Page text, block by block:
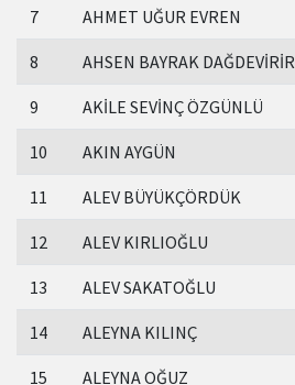
7 AHMET UĞUR EVREN
8 AHSEN BAYRAK DAĞDEVİRİR
9 AKİLE SEVİNÇ ÖZGÜNLÜ
10 AKIN AYGÜN
11 ALEV BÜYÜKÇÖRDÜK
12 ALEV KIRLIOĞLU
13 ALEV SAKATOĞLU
14 ALEYNA KILINÇ
15 ALEYNA OĞUZ